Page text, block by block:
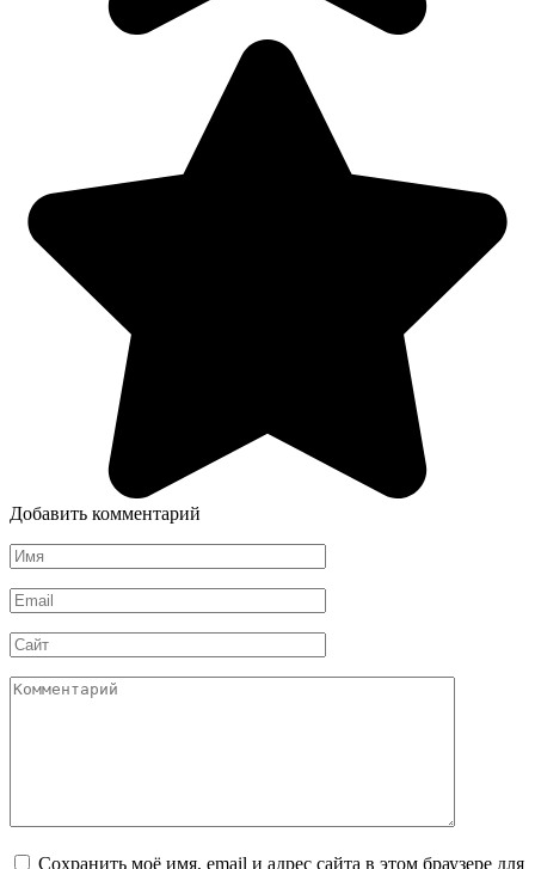
Добавить комментарий
Имя
*
Email
*
Сайт
Комментарий
Сохранить моё имя, email и адрес сайта в этом браузере для